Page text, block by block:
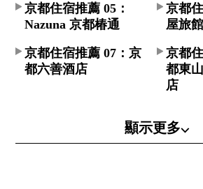
京都住宿推薦 05：
Nazuna 京都椿通
京都
屋旅館
京都住宿推薦 07：京
都六善酒店
京都
都東
店
顯示更多⌵